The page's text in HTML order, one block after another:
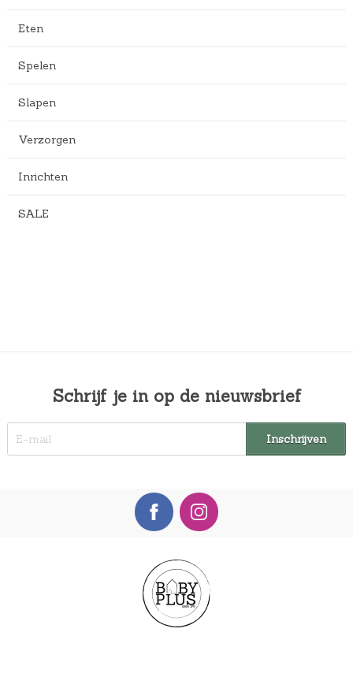
Eten
Spelen
Slapen
Verzorgen
Inrichten
SALE
Schrijf je in op de nieuwsbrief